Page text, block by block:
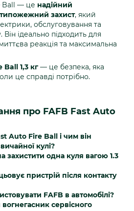
Ball — це надійний
захист, який
обслуговування та
ідеально підходить для
реакція та максимальна
Ball 1,3 кг — це безпека, яка
це справді потрібно.
про FAFB Fast Auto
Auto Fire Ball і чим він
кулі?
захистити одна куля вагою 1.3
пристрій після контакту
FAFB в автомобілі?
сервісного